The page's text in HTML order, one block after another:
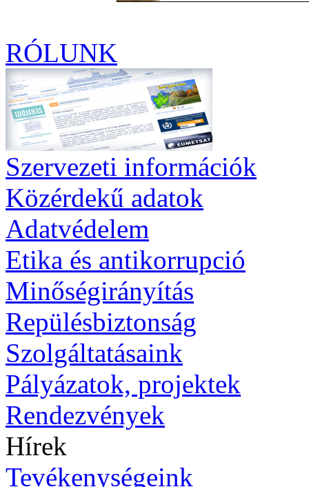
RÓLUNK
Szervezeti információk
Közérdekű adatok
Adatvédelem
Etika és antikorrupció
Minőségirányítás
Repülésbiztonság
Szolgáltatásaink
Pályázatok, projektek
Rendezvények
Hírek
Tevékenységeink